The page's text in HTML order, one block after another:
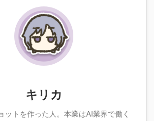
キリカ
ットを作った人。本業はAI業界で働く